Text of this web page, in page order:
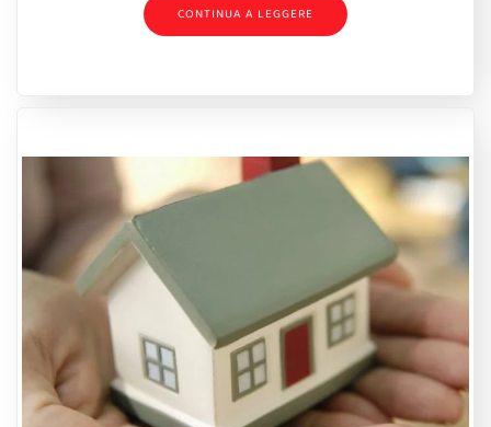
CONTINUA A LEGGERE